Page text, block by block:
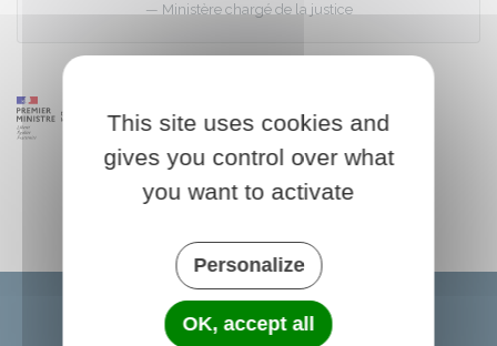
Ministère chargé de la justice
This site uses cookies and
gives you control over what
you want to activate
Personalize
OK, accept all